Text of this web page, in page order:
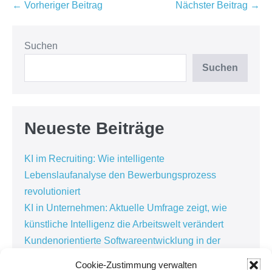
Cookie-Zustimmung verwalten
Beitragsnavigation
← Vorheriger Beitrag Nächster Beitrag →
Suchen
Suchen
Neueste Beiträge
KI im Recruiting: Wie intelligente
Lebenslaufanalyse den Bewerbungsprozess
revolutioniert
KI in Unternehmen: Aktuelle Umfrage zeigt, wie
künstliche Intelligenz die Arbeitswelt verändert
Kundenorientierte Softwareentwicklung in der